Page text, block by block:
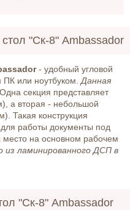
"Ск-8" Ambassador
- удобный угловой
ПК или ноутбуком.Данная
Одна секция представляет
а вторая - небольшой
Такая конструкция
работы документы под
место на основном рабочем
из ламинированного ДСП в
"Ск-8" Ambassador